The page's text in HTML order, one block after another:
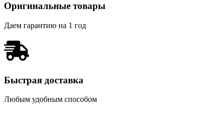
Оригинальные товары
Даем гарантию на 1 год
Быстрая доставка
Любым удобным способом